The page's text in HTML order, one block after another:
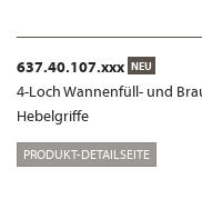
637.40.107.xxx NEU
4-Loch Wannenfüll- und
Hebelgriffe
PRODUKT-DETAILSEITE